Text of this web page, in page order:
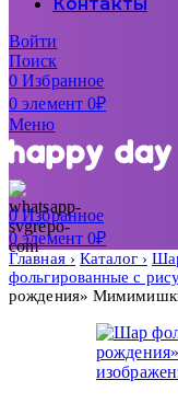
Контакты
Войти
Поиск
0Избранное
0элемент 0₽
Меню
0Избранное
0элемент 0₽
Главная Каталог
фольгированные с
рождения»